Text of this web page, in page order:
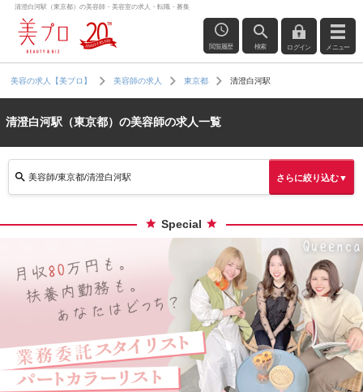
清澄白河駅（東京都）の美容師・美容室の求人・転職・募集
閲覧履歴 検索 ログイン メニュー
美容の求人【美プロ】 美容師の求人 東京都 清澄白河駅
清澄白河駅（東京都）の美容師の求人一覧
美容師/東京都/清澄白河駅 さらに絞り込む▼
Special